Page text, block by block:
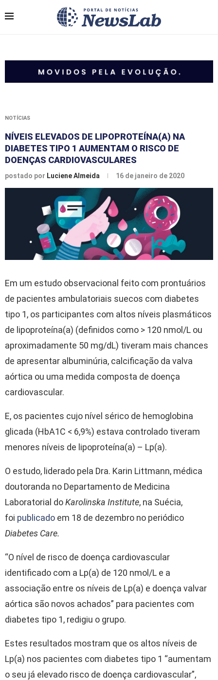
NOTÍCIAS
NÍVEIS ELEVADOS DE LIPOPROTEÍNA(A) NA
DIABETES TIPO 1 AUMENTAM O RISCO DE
DOENÇAS CARDIOVASCULARES
postado por Luciene Almeida 16 de janeiro de 2020
Em um estudo observacional feito com prontuários
de pacientes ambulatoriais suecos com diabetes
tipo 1, os participantes com altos níveis plasmáticos
de lipoproteína(a) (definidos como > 120 nmol/L ou
aproximadamente 50 mg/dL) tiveram mais chances
de apresentar albuminúria, calcificação da valva
aórtica ou uma medida composta de doença
cardiovascular.
E, os pacientes cujo nível sérico de hemoglobina
glicada (HbA1C < 6,9%) estava controlado tiveram
menores níveis de lipoproteína(a) – Lp(a).
O estudo, liderado pela Dra. Karin Littmann, médica
doutoranda no Departamento de Medicina
Laboratorial doKarolinska Institute, na Suécia,
foi publicado em 18 de dezembro no periódico
Diabetes Care.
“O nível de risco de doença cardiovascular
identificado com a Lp(a) de 120 nmol/L e a
associação entre os níveis de Lp(a) e doença valvar
aórtica são novos achados” para pacientes com
diabetes tipo 1, redigiu o grupo.
Estes resultados mostram que os altos níveis de
Lp(a) nos pacientes com diabetes tipo 1 “aumentam
o seu já elevado risco de doença cardiovascular”,